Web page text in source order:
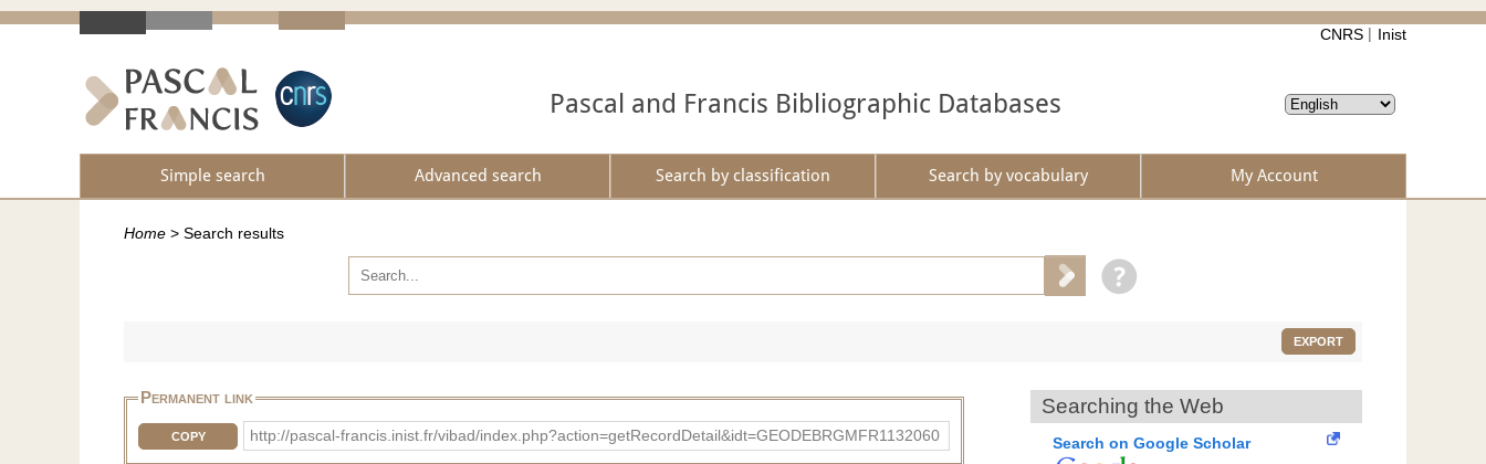
CNRS Inist
Pascal and Francis Bibliographic Databases
Simple search Advanced search Search by classification Search by vocabulary My Account
Home > Search results
EXPORT
Permanent link
COPY http://pascal-francis.inist.fr/vibad/index.php?action=getRecordDetail&idt=GEODEBRGMFR1132060
Searching the Web
Search on Google Scholar